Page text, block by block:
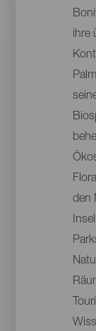
ihre
den